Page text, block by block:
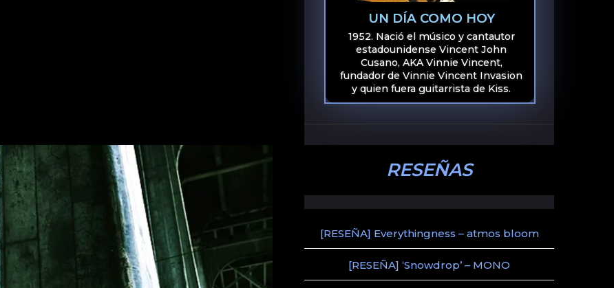
UN DÍA COMO HOY
1952. Nació el músico y cantautor
estadounidense Vincent John
Cusano, AKA Vinnie Vincent,
fundador de Vinnie Vincent Invasion
y quien fuera guitarrista de Kiss.
RESEÑAS
[RESEÑA] Everythingness – atmos bloom
[RESEÑA] ‘Snowdrop’ – MONO